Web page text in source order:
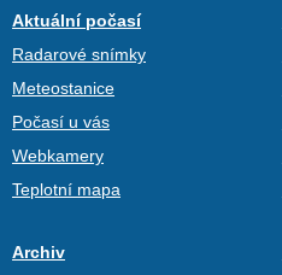
Aktuální počasí
Radarové snímky
Meteostanice
Počasí u vás
Webkamery
Teplotní mapa
Archiv